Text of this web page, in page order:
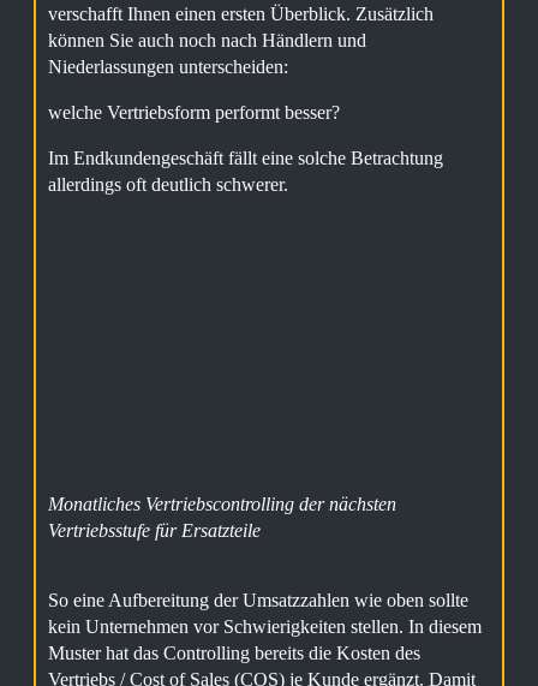
verschafft Ihnen einen ersten Überblick. Zusätzlich
können Sie auch noch nach Händlern und
Niederlassungen unterscheiden:
welche Vertriebsform performt besser?
Im Endkundengeschäft fällt eine solche Betrachtung
allerdings oft deutlich schwerer.
Monatliches Vertriebscontrolling der nächsten
Vertriebsstufe für Ersatzteile
So eine Aufbereitung der Umsatzzahlen wie oben sollte
kein Unternehmen vor Schwierigkeiten stellen. In diesem
Muster hat das Controlling bereits die Kosten des
Vertriebs / Cost of Sales (COS) je Kunde ergänzt. Damit